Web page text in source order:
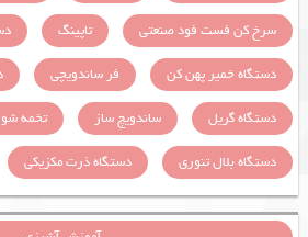
سرخ کن فست فود صنعتی
تاپینگ
دستگاه خمیر پهن کن
فر ساندویچی
دستگاه گریل
ساندویچ ساز تخمه
دستگاه بلال تنوری
دستگاه ذرت مکزیکی